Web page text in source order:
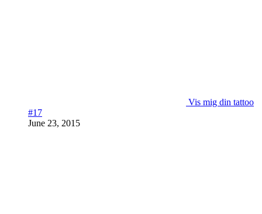
Vis mig din tattoo
#17
June 23, 2015